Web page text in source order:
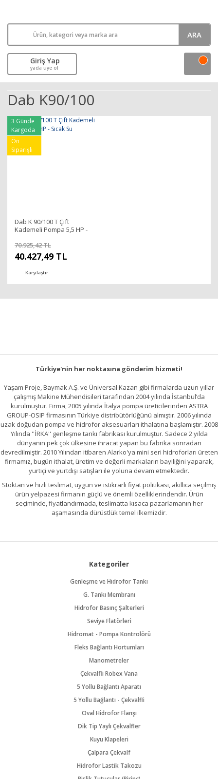
ARA
Giriş Yap
yada üye ol
Dab K90/100
3 Günde
Kargoda
Ön
Siparişli
Dab K 90/100 T Çift
Kademeli Pompa 5,5 HP -
70.925,42 TL
40.427,49 TL
Karşılaştır
Türkiye'nin her noktasına gönderim hizmeti!
Yaşam Proje, Baymak A.Ş. ve Üniversal Kazan gibi firmalarda uzun yıllar
çalışmış Makine Mühendisileri tarafından 2004 yılında İstanbul’da
kurulmuştur. Firma, 2005 yılında İtalya pompa üreticilerinden ASTRA
GROUP-OSIP firmasının Türkiye distribütörlüğünü almıştır. 2006 yılında
uzak doğudan pompa ve hidrofor aksesuarları ithalatına başlamıştır. 2008
Yılında ''İRKA'' genleşme tankı fabrikası kurulmuştur. Sadece 2 yılda
dünyanın pek çok ülkesine ihracat yapan bu fabrika sonradan
devredilmiştir. 2010 Yılından itibaren Alarko'ya mini seri hidroforları üreten
firmamız, bugün ithalat, üretim ve değerli markaların bayiliğini yaparak,
yurtiçi ve yurtdışı satışları ile yoluna devam etmektedir.
Stoktan ve hızlı teslimat, uygun ve istikrarlı fiyat politikası, akıllıca seçilmiş
ürün yelpazesi firmanın güçlü ve önemli özelliklerindendir. Ürün
seçiminde, fiyatlandırmada, teslimatta kısaca pazarlamanın her
aşamasında dürüstlük temel ilkemizdir.
Kategoriler
Genleşme ve Hidrofor Tankı
G. Tankı Membranı
Hidrofor Basınç Şalterleri
Seviye Flatörleri
Hidromat - Pompa Kontrolörü
Fleks Bağlantı Hortumları
Manometreler
Çekvalfli Robex Vana
5 Yollu Bağlantı Aparatı
5 Yollu Bağlantı - Çekvalfli
Oval Hidrofor Flanşı
Dik Tip Yaylı Çekvalfler
Kuyu Klapeleri
Çalpara Çekvalf
Hidrofor Lastik Takozu